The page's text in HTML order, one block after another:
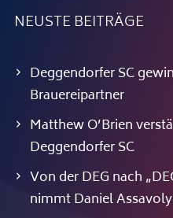
NEUSTE BEITRÄGE
Deggendorfer SC
Brauereipartner
Matthew O’Brien
Deggendorfer SC
Von der DEG nach
nimmt Daniel